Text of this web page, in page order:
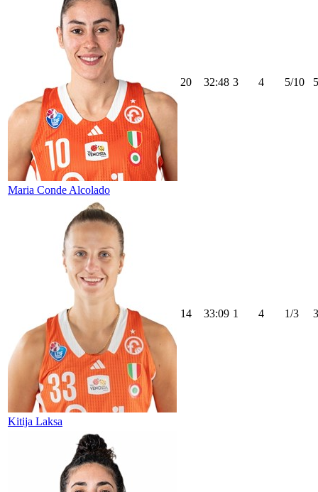
Maria Conde Alcolado
20 32:48 3 4 5/10
Kitija Laksa
14 33:09 1 4 1/3